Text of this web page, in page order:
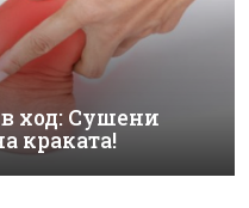
ход: Сушени
краката!